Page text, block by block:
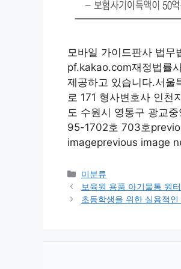
모바일 가이드판사 법무
pf.kakao.com재정법률
제공하고 있습니다.서울
로 171 형사변호사 인
도 수원시 영통구 광교
95-1702호 703호
imageprevious image
Categories
미분류
보육원 용품 아기물통 원
초등학생을 위한 실용적